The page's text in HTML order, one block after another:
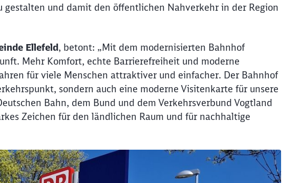
gestalten und damit den öffentlichen Nahverkehr in der Region
Ellefeld, betont: „Mit dem modernisierten Bahnhof
Mehr Komfort, echte Barrierefreiheit und moderne
für viele Menschen attraktiver und einfacher. Der Bahnhof
sondern auch eine moderne Visitenkarte für unsere
Bahn, dem Bund und dem Verkehrsverbund Vogtland
Zeichen für den ländlichen Raum und für nachhaltige
Schließen
Möchten Sie zu weitergeleitet werden?
Abbrechen Weiter